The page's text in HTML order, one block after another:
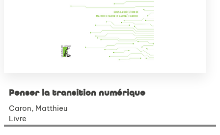
Penser la transition numérique
Caron, Matthieu
Livre